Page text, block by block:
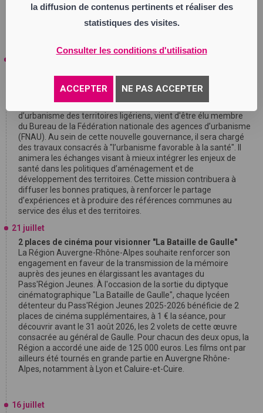
la diffusion de contenus pertinents et réaliser des
statistiques des visites.
Consulter les conditions d'utilisation
ACCEPTER NE PAS ACCEPTER
militants et à mobiliser les énergies en vue des prochaines
échéances électorales", indique un communiqué de
agences d’urbanisme
Régis Juanico, maire de Saint-Étienne, président de Saint-
Étienne Métropole et représentant d’epures, l’Agence
d’urbanisme des territoires ligériens, vient d'être élu membre
du Bureau de la Fédération nationale des agences d’urbanisme
(FNAU). Au sein de cette nouvelle gouvernance, il sera chargé
des travaux consacrés à "l’urbanisme favorable à la santé". Il
animera les échanges visant à mieux intégrer les enjeux de
santé dans les politiques d’aménagement et de
développement des territoires. Cette mission contribuera à
diffuser les bonnes pratiques, à renforcer le partage
d’expériences et à produire des références communes au
service des élus et des territoires.
21 juillet
2 places de cinéma pour visionner "La Bataille de Gaulle"
La Région Auvergne-Rhône-Alpes souhaite renforcer son
engagement en faveur de la transmission de la mémoire
auprès des jeunes en élargissant les avantages du
Pass'Région Jeunes. À l'occasion de la sortie du diptyque
cinématographique "La Bataille de Gaulle", chaque lycéen
détenteur du Pass'Région Jeunes 2025-2026 bénéficie de 2
places de cinéma supplémentaires, à 1 € la séance, pour
découvrir avant le 31 août 2026, les 2 volets de cette œuvre
consacrée au général de Gaulle. Pour chacun des deux opus, la
Région a accordé une aide de 125 000 euros. Les films ont par
ailleurs été tournés en grande partie en Auvergne Rhône-
Alpes, notamment à Lyon et Caluire-et-Cuire.
16 juillet